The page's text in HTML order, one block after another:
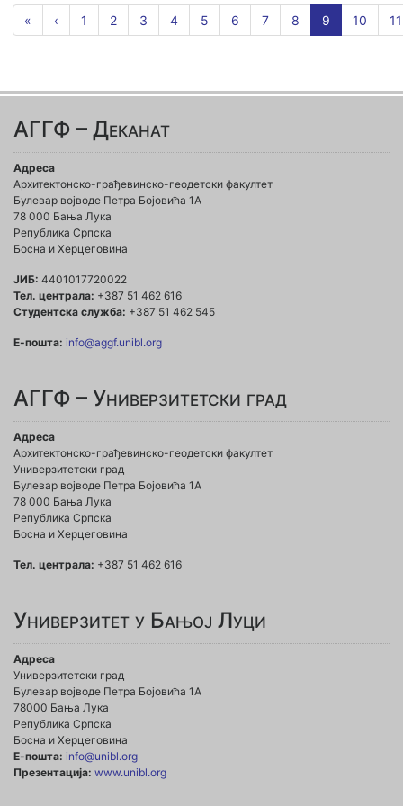
« ‹ 1 2 3 4 5 6 7 8 9 10 11
АГГФ – Деканат
Адреса
Архитектонско-грађевинско-геодетски факултет
Булевар војводе Петра Бојовића 1A
78 000 Бања Лука
Република Српска
Босна и Херцеговина
ЈИБ: 4401017720022
Тел. централа: +387 51 462 616
Студентска служба: +387 51 462 545
Е-пошта: info@aggf.unibl.org
АГГФ – Универзитетски град
Адреса
Архитектонско-грађевинско-геодетски факултет
Универзитетски град
Булевар војводе Петра Бојовића 1A
78 000 Бања Лука
Република Српска
Босна и Херцеговина
Тел. централа: +387 51 462 616
Универзитет у Бањој Луци
Адреса
Универзитетски град
Булевар војводе Петра Бојовића 1А
78000 Бања Лука
Република Српска
Босна и Херцеговина
Е-пошта: info@unibl.org
Презентација: www.unibl.org